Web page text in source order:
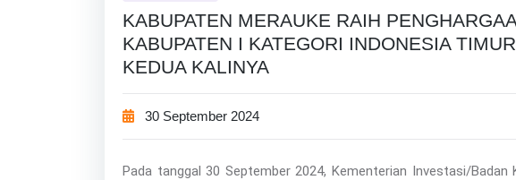
KABUPATEN MERAUKE RAIH
KABUPATEN I KATEGORI INDONESIA
KEDUA KALINYA
30 September 2024
Pada tanggal 30 September 2024, Kementerian Investasi/Badan